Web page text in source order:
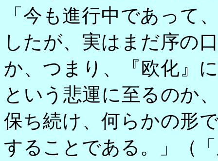
「今も進行中であって
したが、実はまだ序の
か、つまり、『欧化』
という悲運に至るのか
保ち続け、何らかの形
することである。」（